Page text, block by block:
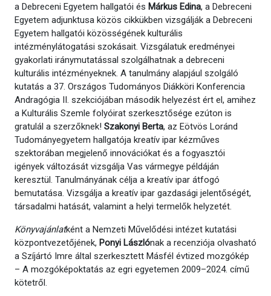
a Debreceni Egyetem hallgatói és Márkus Edina, a Debreceni
Egyetem adjunktusa közös cikkükben vizsgálják a Debreceni
Egyetem hallgatói közösségének kulturális
intézménylátogatási szokásait. Vizsgálatuk eredményei
gyakorlati iránymutatással szolgálhatnak a debreceni
kulturális intézményeknek. A tanulmány alapjául szolgáló
kutatás a 37. Országos Tudományos Diákköri Konferencia
Andragógia II. szekciójában második helyezést ért el, amihez
a Kulturális Szemle folyóirat szerkesztősége ezúton is
gratulál a szerzőknek! Szakonyi Berta, az Eötvös Loránd
Tudományegyetem hallgatója kreatív ipar kézműves
szektorában megjelenő innovációkat és a fogyasztói
igények változását vizsgálja Vas vármegye példáján
keresztül. Tanulmányának célja a kreatív ipar átfogó
bemutatása. Vizsgálja a kreatív ipar gazdasági jelentőségét,
társadalmi hatását, valamint a helyi termelők helyzetét.
Könyvajánlatként a Nemzeti Művelődési intézet kutatási
központvezetőjének, Ponyi Lászlónak a recenziója olvasható
a Szíjártó Imre által szerkesztett Másfél évtized mozgókép
– A mozgóképoktatás az egri egyetemen 2009–2024. című
kötetről.